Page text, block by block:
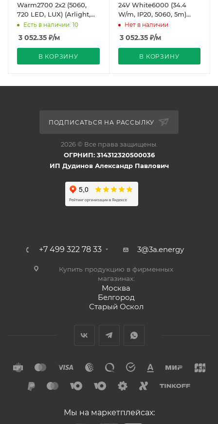
Warm2700 2x2 (5060,
720 LED, LUX) (Arlight,
34.4 Вт/м, IP20)
Есть в наличии: 10
3 052.35 ₽/м
В КОРЗИНУ
24V White6000 (34.4
W/m, IP20, 5060, 5m)
(Arlight, Открытый)
Нет в наличии
3 052.35₽/м
В КОРЗИНУ
ПОДПИСАТЬСЯ НА РАССЫЛКУ
2026 © Все права защищены.
ОГРНИП: 314312320500036
ИП Дудинов Александр Павлович
+7 499 322 78 33 3@3a.energy
Купить продукцию в фирменных
магазинах:
Москва
Белгород
Старый Оскол
Мы на маркетплейсах: